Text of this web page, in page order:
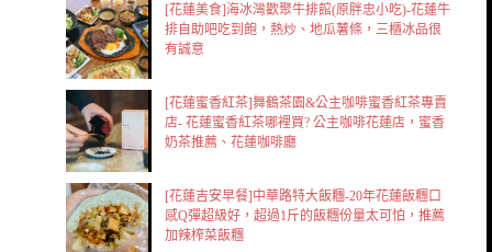
[花蓮美食]海冰灣歡聚牛排館(原胖忠小吃)-花蓮牛
排自助吧吃到飽，熱炒、地瓜薯條，三櫃冰品很
有誠意
[花蓮蜜香紅茶]舞鶴茶園&公主咖啡蜜香紅茶專賣
店- 花蓮蜜香紅茶哪裡買? 公主咖啡花蓮店，蜜香
奶茶推薦、花蓮咖啡廳
[花蓮吉安早餐]中華路特大飯糰-20年花蓮飯糰口
感Q彈超級好，超過1斤的飯糰份量太可怕，推薦
加辣榨菜飯糰